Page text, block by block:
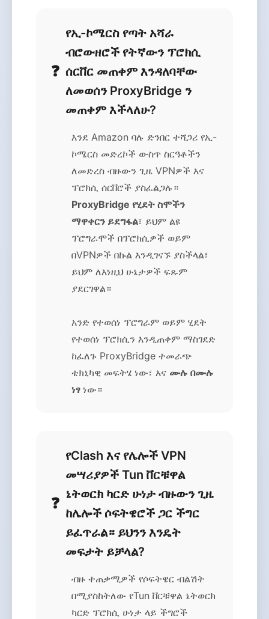
የኢ-ኮሜርስ የጣት አሻራ
ብሮውዘሮች የትኛውን ፕሮክሲ
ሰርቨር መጠቀም እንዳለባቸው
ለመወሰን ProxyBridge ን
መጠቀም እችላለሁ?
እንደ Amazon ባሉ ድንበር ተሻጋሪ የኢ-
ኮሜርስ መድረኮች ውስጥ ስርዓቶችን
ለመድረስ ብዙውን ጊዜ VPNዎች እና
ፕሮክሲ ሰርቨሮች ያስፈልጋሉ።
ProxyBridge የሂደት ስሞችን
ማዋቀርን ይደግፋል፣ ይህም ልዩ
ፕሮግራሞች በፕሮክሲዎች ወይም
በVPNዎች በኩል እንዲገናኙ ያስችላል፣
ይህም ለእነዚህ ሁኔታዎች ፍጹም
ያደርገዋል።
አንድ የተወሰነ ፕሮግራም ወይም ሂደት
የተወሰነ ፕሮክሲን እንዲጠቀም ማስገደድ
ከፈለጉ ProxyBridge ተመራጭ
ቴክኒካዊ መፍትሄ ነው፣ እና ሙሉ በሙሉ
ነፃነው።
የClash እና የሌሎች VPN
መሣሪያዎች Tun ቨርቹዋል
ኔትወርክ ካርድ ሁነታ ብዙውን ጊዜ
ከሌሎች ሶፍትዌሮች ጋር ችግር
ይፈጥራል። ይህንን እንዴት
መፍታት ይቻላል?
ብዙ ተጠቃሚዎች የሶፍትዌር ብልሽት
በሚያስከትለው የTun ቨርቹዋል ኔትወርክ
ካርድ ፕሮክሲ ሁነታ ላይ ችግሮች